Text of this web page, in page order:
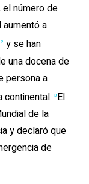
el número de
a
2 y se han
una docena de
persona a
continental. 3El
de la
y declaró que
de